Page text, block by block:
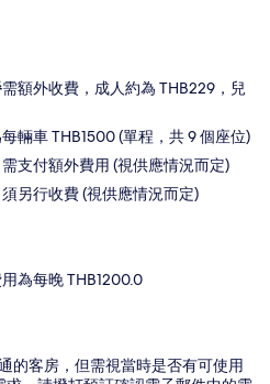
需額外收費，成人約為 THB229，兒
輛車 THB1500 (單程，共 9 個座位)
需支付額外費用 (視供應情況而定)
須另行收費 (視供應情況而定)
用為每晚 THB1200.0
的客房，但需視當時是否有可使用